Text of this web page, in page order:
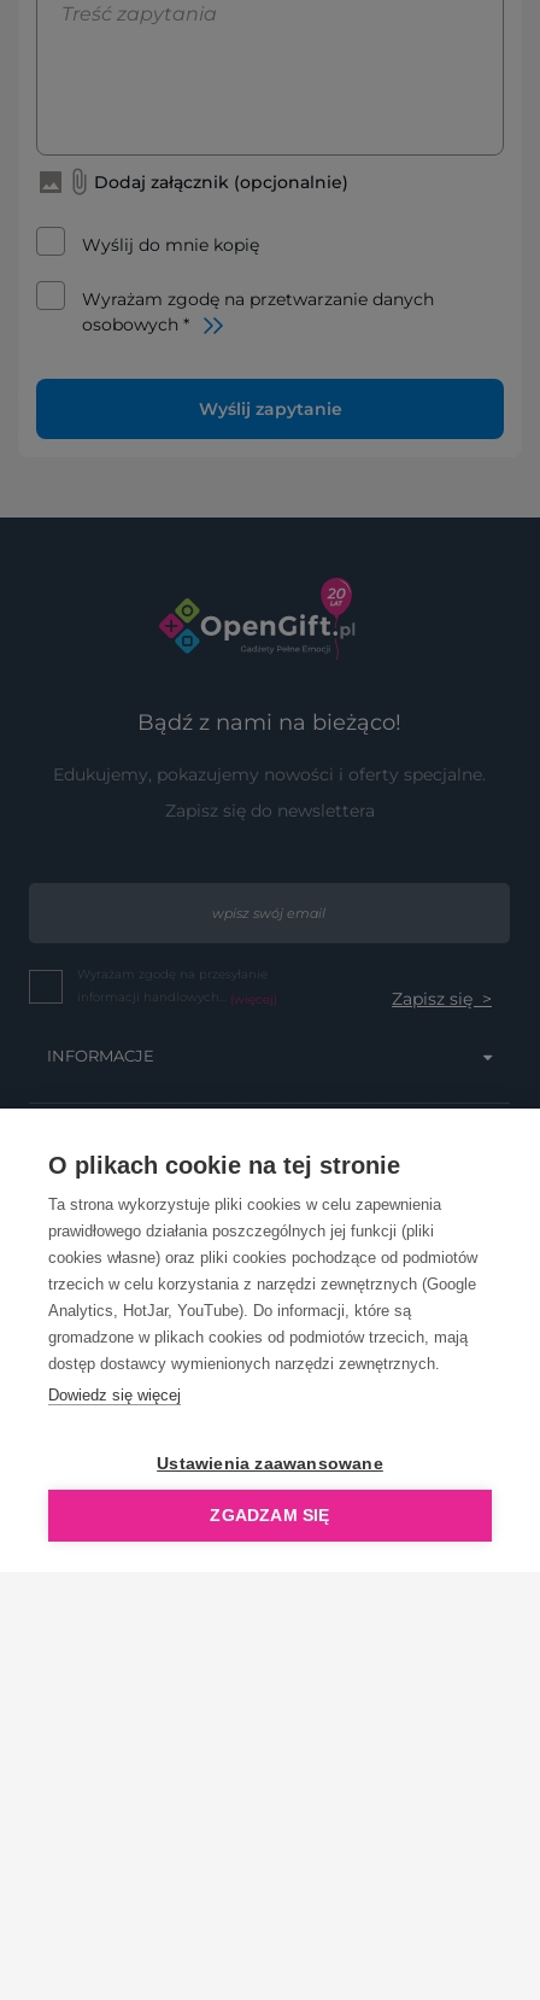
O plikach cookie na tej stronie
Ta strona wykorzystuje pliki cookies w celu zapewnienia
prawidłowego działania poszczególnych jej funkcji (pliki
cookies własne) oraz pliki cookies pochodzące od podmiotów
trzecich w celu korzystania z narzędzi zewnętrznych (Google
Analytics, HotJar, YouTube). Do informacji, które są
gromadzone w plikach cookies od podmiotów trzecich, mają
dostęp dostawcy wymienionych narzędzi zewnętrznych.
Dowiedz się więcej
Ustawienia zaawansowane
ZGADZAM SIĘ
Dodaj załącznik (opcjonalnie)
Wyślij do mnie kopię
Wyrażam zgodę na przetwarzanie danych
osobowych *
Wyślij zapytanie
Bądź z nami na bieżąco!
Edukujemy, pokazujemy nowości i oferty specjalne.
Zapisz się do newslettera
Wyrażam zgodę na przesyłanie
informacji handlowych... (więcej)
INFORMACJE
OBSŁUGA KLIENTA
KONTAKT
OpenGift jest częścią ReflectGroup.